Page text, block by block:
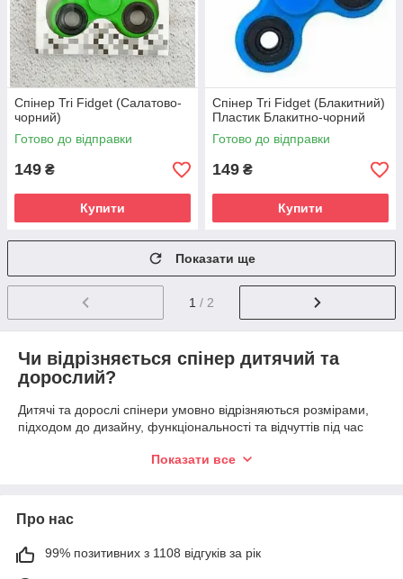
Спінер Tri Fidget (Салатово-
чорний)
Готово до відправки
149 ₴
Купити
Спінер Tri Fidget (Блакитний)
Пластик Блакитно-чорний
Готово до відправки
149 ₴
Купити
Показати ще
1 / 2
Чи відрізняється спінер дитячий та
дорослий?
Дитячі та дорослі спінери умовно відрізняються розмірами,
підходом до дизайну, функціональності та відчуттів під час
Спінери дитячі зазвичай легші, виготовлені з пластику або
із мультфільмів, відомих героїв, елементів тематичних ігор
силуети звірів, а кольорові візерунки під час обертання
Показати все
Про нас
99% позитивних з 1108 відгуків за рік